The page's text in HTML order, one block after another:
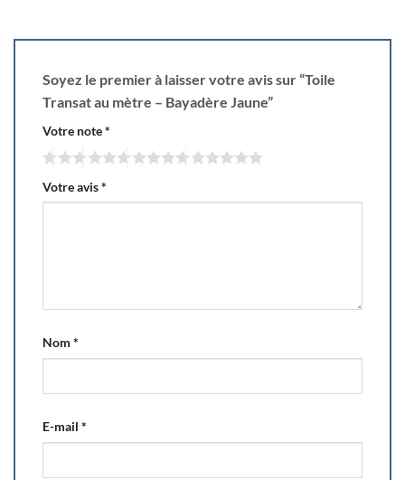
Soyez le premier à laisser votre avis sur “Toile
Transat au mètre – Bayadère Jaune”
Votre note*
Votre avis*
Nom *
E-mail *